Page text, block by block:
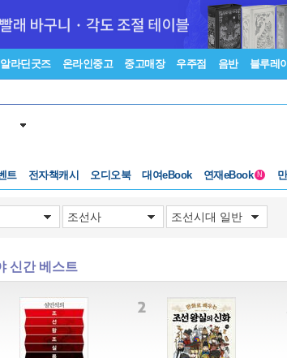
알라딘굿즈 온라인중고 중고매장 우주점 음반 블루레이
트 전자책캐시 오디오북 대여eBook 연재eBook N
신간 베스트